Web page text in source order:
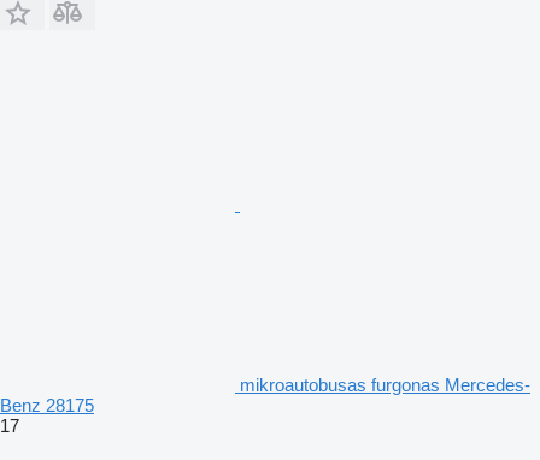
mikroautobusas furgonas Mercedes-
Benz 28175
17